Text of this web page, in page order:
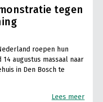
tegen
roepen hun
augustus massaal naar
in Den Bosch te
Lees meer